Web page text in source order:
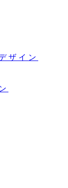
ザイン